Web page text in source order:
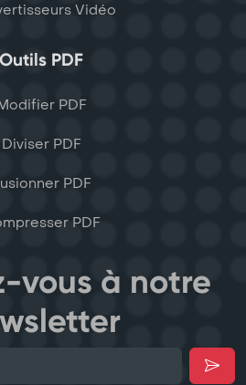
Vidéo
Outils PDF
PDF
Diviser PDF
PDF
PDF
vous à notre